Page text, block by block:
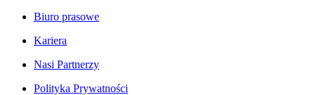
Biuro prasowe
Kariera
Nasi Partnerzy
Polityka Prywatności